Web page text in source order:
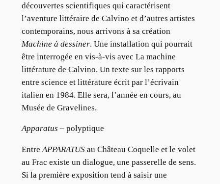
découvertes scientifiques qui caractérisent
l’aventure littéraire de Calvino et d’autres artistes
contemporains, nous arrivons à sa création
Machine à dessiner. Une installation qui pourrait
être interrogée en vis-à-vis avec La machine
littérature de Calvino. Un texte sur les rapports
entre science et littérature écrit par l’écrivain
italien en 1984. Elle sera, l’année en cours, au
Musée de Gravelines.
Apparatus – polyptique
Entre APPARATUSau Château Coquelle et le volet
au Frac existe un dialogue, une passerelle de sens.
Si la première exposition tend à saisir une